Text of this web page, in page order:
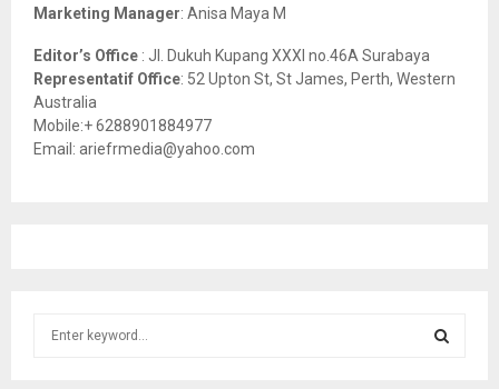
Marketing Manager: Anisa Maya M
Editor’s Office : Jl. Dukuh Kupang XXXI no.46A Surabaya
Representatif Office: 52 Upton St, St James, Perth, Western
Australia
Mobile:+ 6288901884977
Email: ariefrmedia@yahoo.com